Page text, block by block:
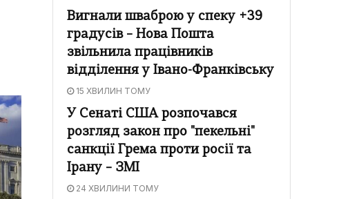
Вигнали шваброю у спеку +39
градусів – Нова Пошта
звільнила працівників
відділення у Івано-Франківську
15 ХВИЛИН ТОМУ
У Сенаті США розпочався
розгляд закон про "пекельні"
санкції Грема проти росії та
Ірану – ЗМІ
24 ХВИЛИНИ ТОМУ